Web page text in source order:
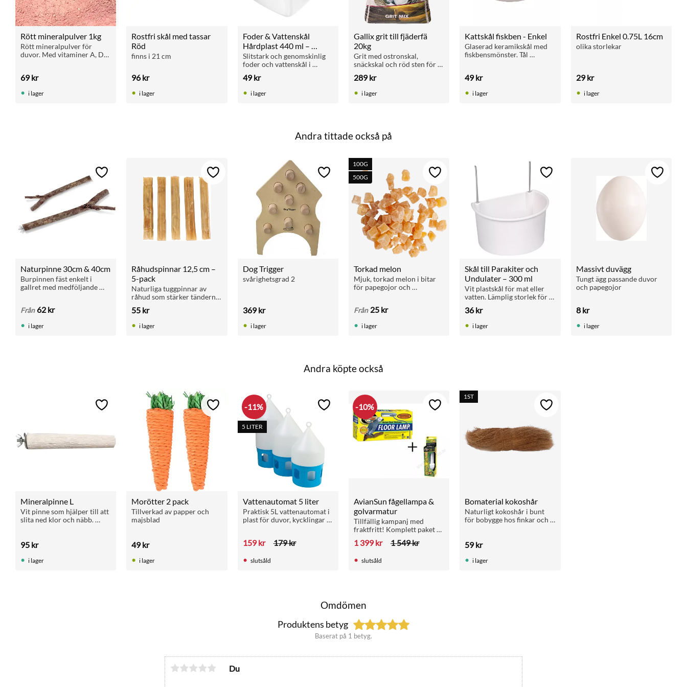
Rött mineralpulver 1kg
Rött mineralpulver för
duvor. Med vitaminer A, D3,
ben och god allmänhälsa.
69kr
i lager
Rostfri skål med tassar
Röd
finns i 21 cm
96kr
i lager
Foder & Vattenskål
Hårdplast 440 ml –
Transparent
Slitstark och genomskinlig
foder och vattenskål i
monteringsvingar. Passar
papegojburar.
49kr
i lager
Gallix grit till fjäderfä
20kg
Grit med ostronskal,
snäckskal och röd sten för
Förbättrar matsmältningen
och kalcium.
289kr
i lager
Kattskål fiskben - Enkel
Glaserad keramikskål med
fiskbensmönster. Tål
49kr
i lager
Rostfri Enkel 0.75L 16cm
olika storlekar
29kr
i lager
Andra tittade också på
Naturpinne 30cm & 40cm
Burpinnen fäst enkelt i
gallret med medföljande
Från 62 kr
Lägg till i favoriter
i lager
Råhudspinnar 12,5 cm –
5-pack
Naturliga tuggpinnar av
råhud som stärker tänderna
Passar de flesta hundar.
55 kr
Lägg till i favoriter
i lager
Dog Trigger
svårighetsgrad 2
369kr
Lägg till i favoriter
i lager
Torkad melon
Mjuk, torkad melon i bitar
för papegojor och
aptitretande.
Från 25kr
100G
500G
Lägg till i favoriter
i lager
Skål till Parakiter och
Undulater – 300 ml
Vit plastskål för mat eller
vatten. Lämplig storlek för
Rymmer 300 ml.
36kr
Lägg till i favoriter
i lager
Massivt duvägg
Tungt ägg passande duvor
och papegojor
8kr
Lägg till
i lager
Andra köpte också
Mineralpinne L
Vit pinne som hjälper till att
slita ned klor och näbb.
95 kr
Lägg till i favoriter
i lager
Morötter 2 pack
Tillverkad av papper och
majsblad
49kr
Lägg till i favoriter
i lager
Vattenautomat 5 liter
Praktisk 5L vattenautomat i
plast för duvor, kycklingar
vridlåsning.
159kr 179kr
11%
5 LITER
Lägg till i favoriter
slutsåld
AvianSun fågellampa &
golvarmatur
Tillfällig kampanj med
fraktfritt! Komplett paket
och golvarmatur med
ljuseffekt.
1 399kr 1 549kr
10% Lägg till i favoriter
slutsåld
Bomaterial kokoshår
Naturligt kokoshår i bunt
för bobygge hos finkar och
250 g.
59kr
1ST
Lägg till i favoriter
i lager
Omdömen
Produktens betyg
Baserat på 1 betyg.
Du